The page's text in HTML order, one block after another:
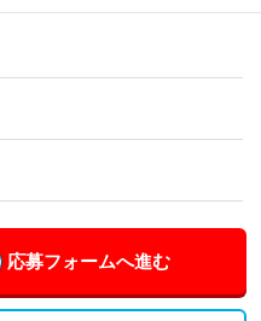
応募フォームへ進む